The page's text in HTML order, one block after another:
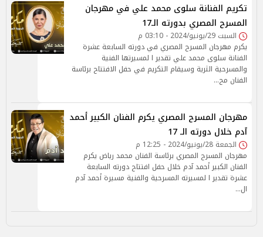
تكريم الفنانة سلوى محمد علي في مهرجان
المسرح المصري بدورته الـ17
السبت 29/يونيو/2024 - 03:10 م
يكرم مهرجان المسرح المصري في دورته السابعة عشرة
الفنانة سلوى محمد علي تقدير ا لمسيرتها الفنية
والمسرحية الثرية وسيقام التكريم في حفل الافتتاح برئاسة
الفنان مح…
مهرجان المسرح المصري يكرم الفنان الكبير أحمد
آدم خلال دورته الـ 17
الجمعة 28/يونيو/2024 - 12:25 م
مهرجان المسرح المصري برئاسة الفنان محمد رياض يكرم
الفنان الكبير أحمد آدم خلال حفل افتتاح دورته السابعة
عشرة تقدير ا لمسيرته المسرحية والفنية مسيرة أحمد آدم
ال…